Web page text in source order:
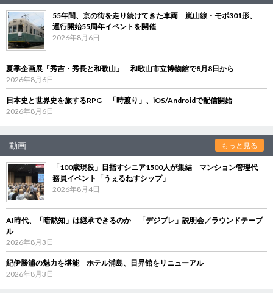
55年間、京の街を走り続けてきた車両 嵐山線・モボ301形、
運行開始55周年イベントを開催
2026年8月6日
夏季企画展「秀吉・秀長と和歌山」 和歌山市立博物館で8月8日から
2026年8月6日
日本史と世界史を旅するRPG 「時渡り」、iOS/Androidで配信開始
2026年8月6日
動画 もっと見る
「100歳現役」目指すシニア1500人が集結 マンション管理代
務員イベント「うぇるねすシップ」
2026年8月4日
AI時代、「暗黙知」は継承できるのか 「デジブレ」説明会／ラウンドテーブ
ル
2026年8月3日
紀伊勝浦の魅力を堪能 ホテル浦島、日昇館をリニューアル
2026年8月3日